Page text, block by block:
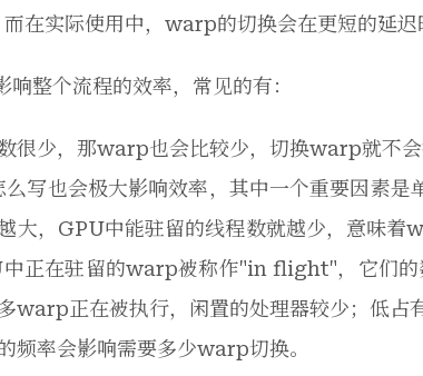
在实际使用中，warp的切换会在更短的延迟
响整个流程的效率，常见的有：
很少，那warp也会比较少，切换warp就不
写也会极大影响效率，其中一个重要因素是
大，GPU中能驻留的线程数就越少，意味
中正在驻留的warp被称作"in flight"，它们的
warp正在被执行，闲置的处理器较少；低占
频率会影响需要多少warp切换。